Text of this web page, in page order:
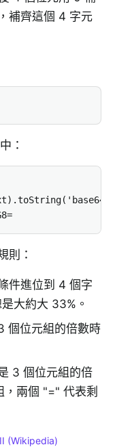
補齊這個 4 字元
：
則：
件進位到 4 個字
大約大 33%。
個位元組的倍數時
3 個位元組的倍
兩個 "=" 代表剩
(Wikipedia)